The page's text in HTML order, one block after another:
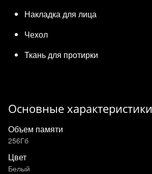
Накладка для лица
Чехол
Ткань для протирки
Основные характеристики
Объем памяти
256Гб
Цвет
Белый